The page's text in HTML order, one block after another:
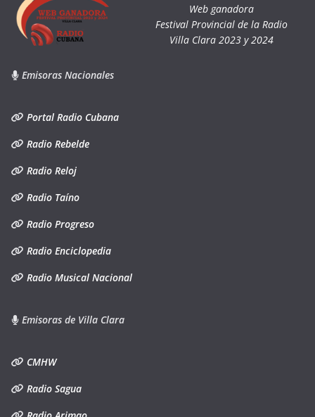
Web ganadora
Festival Provincial de la Radio
Villa Clara 2023 y 2024
Emisoras Nacionales
Portal Radio Cubana
Radio Rebelde
Radio Reloj
Radio Taíno
Radio Progreso
Radio Enciclopedia
Radio Musical Nacional
Emisoras de Villa Clara
CMHW
Radio Sagua